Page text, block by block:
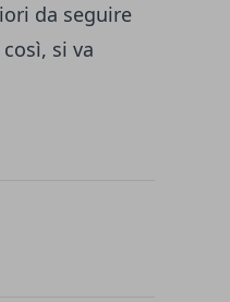
da seguire
si va